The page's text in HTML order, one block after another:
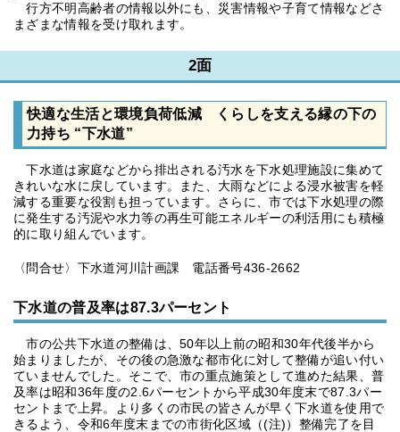
行方不明高齢者の情報以外にも、災害情報や子育て情報などさ
まざまな情報を受け取れます。
2面
快適な生活と環境負荷低減 くらしを支える縁の下の
力持ち “下水道”
下水道は家庭などから排出される汚水を下水処理施設に集めて
きれいな水に戻しています。また、大雨などによる浸水被害を軽
減する重要な役割も担っています。さらに、市では下水処理の際
に発生する汚泥や水力等の再生可能エネルギーの利活用にも積極
的に取り組んでいます。
〈問合せ〉下水道河川計画課 電話番号436-2662
下水道の普及率は87.3パーセント
市の公共下水道の整備は、50年以上前の昭和30年代後半から
始まりましたが、その後の急激な都市化に対して整備が追い付い
ていませんでした。そこで、市の重点施策として進めた結果、普
及率は昭和36年度の2.6パーセントから平成30年度末で87.3パー
セントまで上昇。より多くの市民の皆さんが早く下水道を使用で
きるよう、令和6年度末までの市街化区域（(注)）整備完了を目